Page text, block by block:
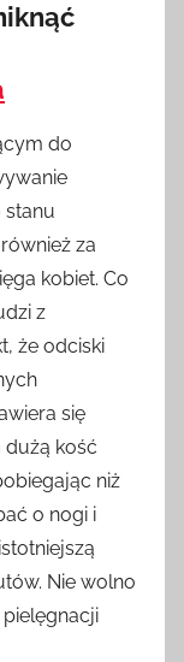
do
stanu
za
kobiet. Co
z
że odciski
się
dużą kość
niż
o nogi i
Nie wolno